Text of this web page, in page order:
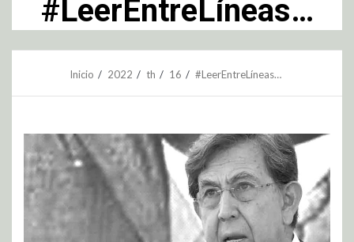
#LeerEntreLíneas…
Inicio 2022 th 16 #LeerEntreLíneas…